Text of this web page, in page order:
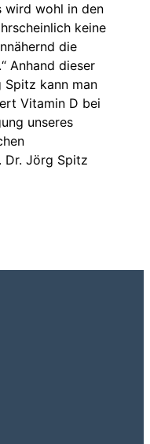
wird wohl in den
keine
die
Anhand dieser
Spitz kann man
Vitamin D bei
unseres
Dr. Jörg Spitz